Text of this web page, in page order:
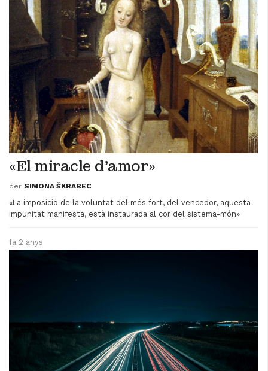
«El miracle d'amor»
per SIMONA ŠKRABEC
«La imposició de la voluntat del més fort, del vencedor, aquesta
impunitat manifesta, està instaurada al cor del sistema-món»
fa 2 anys